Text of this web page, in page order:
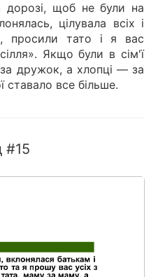
щоб не були на
цілувала всіх і
просили тато і я вас
Якщо були в сім'ї
дружок, а хлопці — за
ставало все більше.
#15